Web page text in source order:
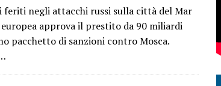
negli attacchi russi sulla città del Mar
approva il prestito da 90 miliardi
pacchetto di sanzioni contro Mosca.